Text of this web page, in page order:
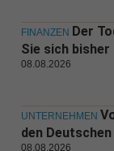
FINANZEN Der
Sie sich
08.08.2026
UNTERNEHMEN
den
08.08.2026